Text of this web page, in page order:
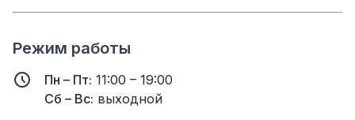
Режим работы
Пн – Пт: 11:00 – 19:00
Сб – Вс: выходной